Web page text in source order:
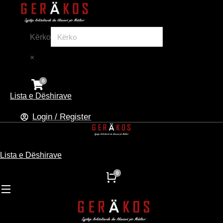
Kërko
×
Lista e Dëshirave
Login / Register
Lista e Dëshirave